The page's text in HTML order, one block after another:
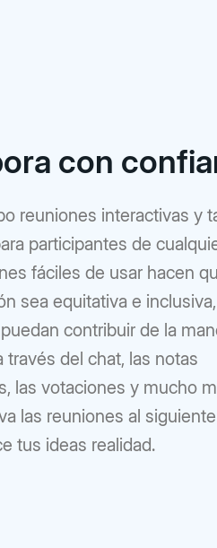
con
reuniones interactivas y
participantes de
fáciles de usar hacen
sea equitativa e
contribuir de la
través del chat, las notas
las votaciones y mucho
las reuniones al
tus ideas realidad.